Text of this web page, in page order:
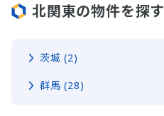
北関東の物件を探す
茨城 (2)
群馬 (28)